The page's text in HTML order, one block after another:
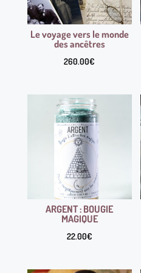
Le voyage vers le monde
des ancêtres
260.00€
ARGENT : BOUGIE
MAGIQUE
22.00€